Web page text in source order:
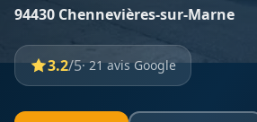
94430 Chennevières-sur-Marne
3.2/5· 21 avis Google